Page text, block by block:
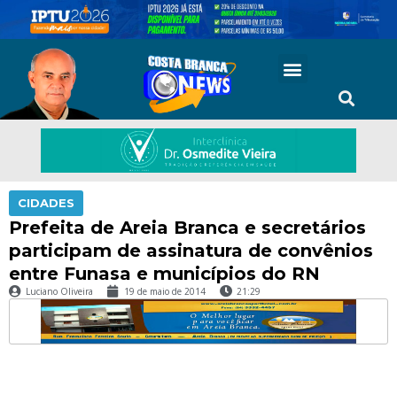
CIDADES
Prefeita de Areia Branca e secretários
participam de assinatura de convênios
entre Funasa e municípios do RN
Luciano Oliveira 19 de maio de 2014 21:29